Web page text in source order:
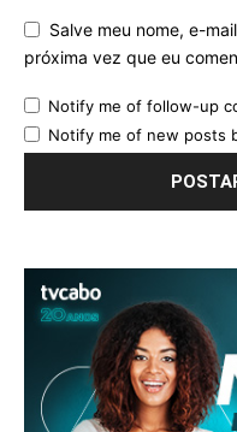
Salve meu nome, e-
próxima vez que eu
Notify me of follow-up
Notify me of new posts